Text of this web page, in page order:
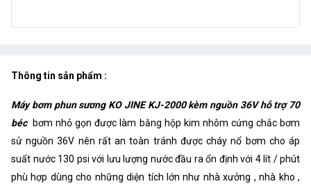
Thông tin sản phẩm :
Máy bơm phun sương KO JINE KJ-2000 kèm nguồn 36V hỗ trợ 70
béc bơm nhỏ gọn được làm bằng hộp kim nhôm cứng chắc bơm
sử nguồn 36V nên rất an toàn tránh được cháy nổ bơm cho áp
suất nước 130 psi với lưu lượng nước đầu ra ổn định với 4 lít / phút
phù hợp dùng cho những diện tích lớn như nhà xưởng , nhà kho ,